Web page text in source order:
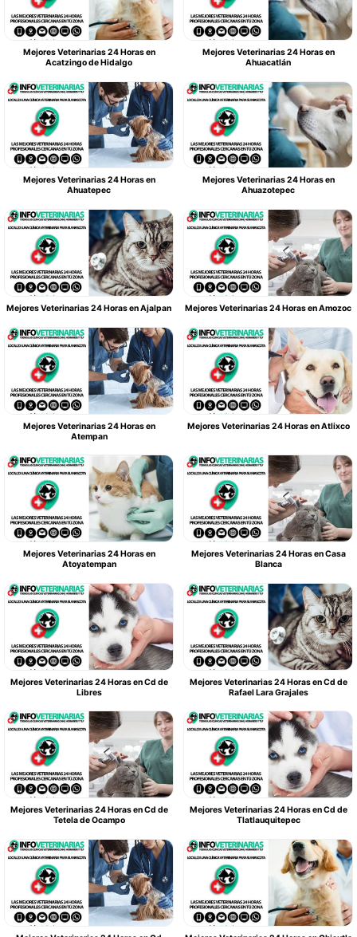
Mejores Veterinarias 24 Horas en
Acatzingo de Hidalgo
Mejores Veterinarias 24 Horas en
Ahuacatlán
Mejores Veterinarias 24 Horas en
Ahuatepec
Mejores Veterinarias 24 Horas en
Ahuazotepec
Mejores Veterinarias 24 Horas en Ajalpan Mejores Veterinarias 24 Horas en Amozoc
Mejores Veterinarias 24 Horas en
Atempan
Mejores Veterinarias 24 Horas en Atlixco
Mejores Veterinarias 24 Horas en
Atoyatempan
Mejores Veterinarias 24 Horas en Casa
Blanca
Mejores Veterinarias 24 Horas en Cd de
Libres
Mejores Veterinarias 24 Horas en Cd de
Rafael Lara Grajales
Mejores Veterinarias 24 Horas en Cd de
Tetela de Ocampo
Mejores Veterinarias 24 Horas en Cd de
Tlatlauquitepec